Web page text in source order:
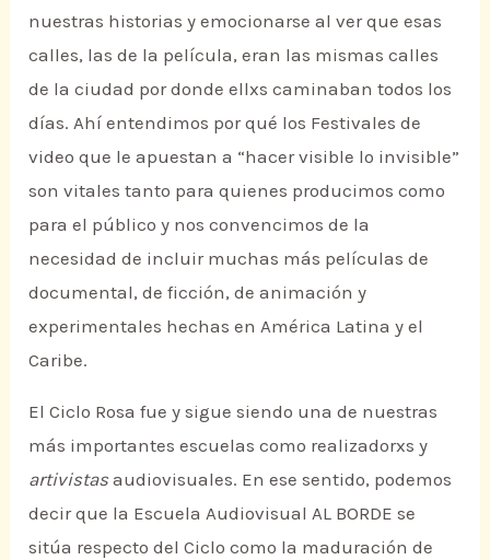
nuestras historias y emocionarse al ver que esas
calles, las de la película, eran las mismas calles
de la ciudad por donde ellxs caminaban todos los
días. Ahí entendimos por qué los Festivales de
video que le apuestan a “hacer visible lo invisible”
son vitales tanto para quienes producimos como
para el público y nos convencimos de la
necesidad de incluir muchas más películas de
documental, de ficción, de animación y
experimentales hechas en América Latina y el
Caribe.
El Ciclo Rosa fue y sigue siendo una de nuestras
más importantes escuelas como realizadorxs y
artivistas audiovisuales. En ese sentido, podemos
decir que la Escuela Audiovisual AL BORDE se
sitúa respecto del Ciclo como la maduración de